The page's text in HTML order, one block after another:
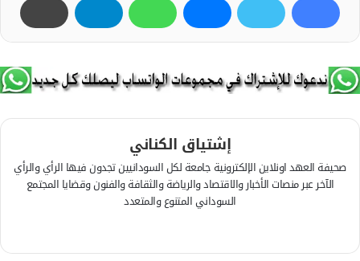
إشتياق الكناني
صحيفة العهد اونلاين الإلكترونية جامعة لكل السودانيين تجدون فيها الرأي والرأي
الآخر عبر منصات الأخبار والاقتصاد والرياضة والثقافة والفنون وقضايا المجتمع
السوداني المتنوع والمتعدد
م